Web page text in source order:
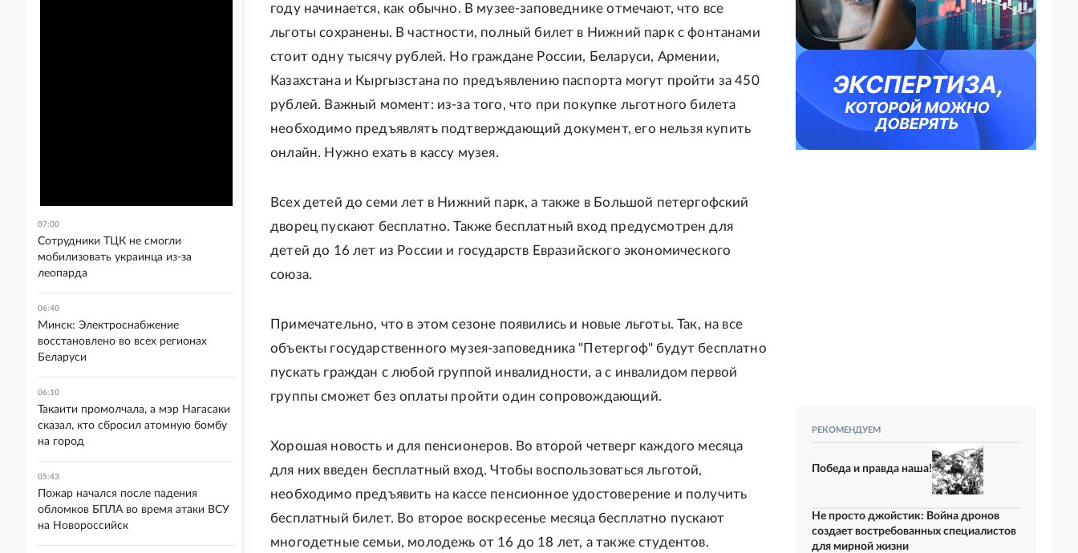
году начинается, как обычно. В музее-заповеднике отмечают, что все
льготы сохранены. В частности, полный билет в Нижний парк с фонтанами
стоит одну тысячу рублей. Но граждане России, Беларуси, Армении,
Казахстана и Кыргызстана по предъявлению паспорта могут пройти за 450
рублей. Важный момент: из-за того, что при покупке льготного билета
необходимо предъявлять подтверждающий документ, его нельзя купить
онлайн. Нужно ехать в кассу музея.
Всех детей до семи лет в Нижний парк, а также в Большой петергофский
дворец пускают бесплатно. Также бесплатный вход предусмотрен для
детей до 16 лет из России и государств Евразийского экономического
союза.
Примечательно, что в этом сезоне появились и новые льготы. Так, на все
объекты государственного музея-заповедника "Петергоф" будут бесплатно
пускать граждан с любой группой инвалидности, а с инвалидом первой
группы сможет без оплаты пройти один сопровождающий.
Хорошая новость и для пенсионеров. Во второй четверг каждого месяца
для них введен бесплатный вход. Чтобы воспользоваться льготой,
необходимо предъявить на кассе пенсионное удостоверение и получить
бесплатный билет. Во второе воскресенье месяца бесплатно пускают
многодетные семьи, молодежь от 16 до 18 лет, а также студентов.
РЕКОМЕНДУЕМ
Победа и правда наша!
Не просто джойстик: Война дронов
создает востребованных специалистов
для мирной жизни
07:00
Сотрудники ТЦК не смогли
мобилизовать украинца из-за
леопарда
06:40
Минск: Электроснабжение
восстановлено во всех регионах
Беларуси
06:10
Такаити промолчала, а мэр Нагасаки
сказал, кто сбросил атомную бомбу
на город
05:43
Пожар начался после падения
обломков БПЛА во время атаки ВСУ
на Новороссийск